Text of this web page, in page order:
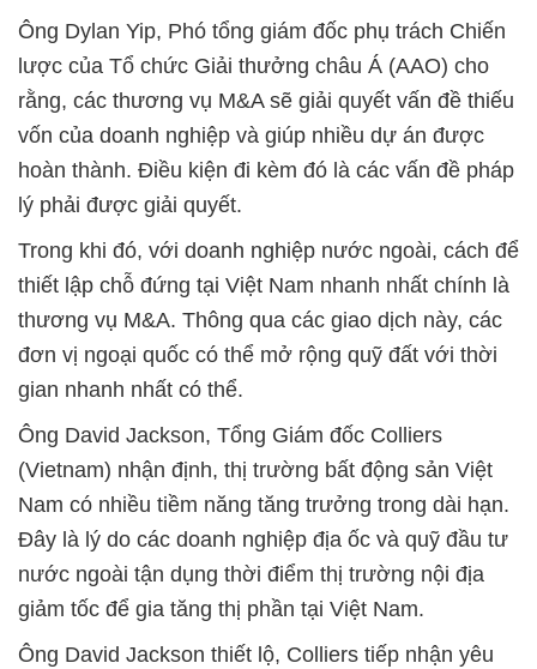
Ông Dylan Yip, Phó tổng giám đốc phụ trách Chiến
lược của Tổ chức Giải thưởng châu Á (AAO) cho
rằng, các thương vụ M&A sẽ giải quyết vấn đề thiếu
vốn của doanh nghiệp và giúp nhiều dự án được
hoàn thành. Điều kiện đi kèm đó là các vấn đề pháp
lý phải được giải quyết.
Trong khi đó, với doanh nghiệp nước ngoài, cách để
thiết lập chỗ đứng tại Việt Nam nhanh nhất chính là
thương vụ M&A. Thông qua các giao dịch này, các
đơn vị ngoại quốc có thể mở rộng quỹ đất với thời
gian nhanh nhất có thể.
Ông David Jackson, Tổng Giám đốc Colliers
(Vietnam) nhận định, thị trường bất động sản Việt
Nam có nhiều tiềm năng tăng trưởng trong dài hạn.
Đây là lý do các doanh nghiệp địa ốc và quỹ đầu tư
nước ngoài tận dụng thời điểm thị trường nội địa
giảm tốc để gia tăng thị phần tại Việt Nam.
Ông David Jackson thiết lộ, Colliers tiếp nhận yêu